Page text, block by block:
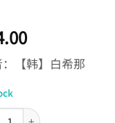
【韩】白希那
：月亮冰激凌 quantity